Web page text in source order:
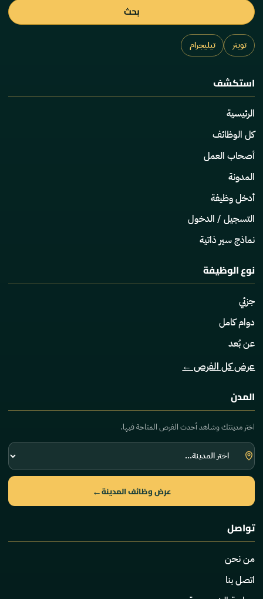
وظيفة
بحث
تويتر تيليجرام
استكشف
الرئيسية
كل الوظائف
أصحاب العمل
المدونة
أدخل وظيفة
التسجيل / الدخول
نماذج سير ذاتية
نوع الوظيفة
جزئي
دوام كامل
عن بُعد
عرض كل الفرص ←
المدن
اختر مدينتك وشاهد أحدث الفرص المتاحة فيها.
اختر
المدينة
عرض وظائف المدينة←
تواصل
من نحن
اتصل بنا